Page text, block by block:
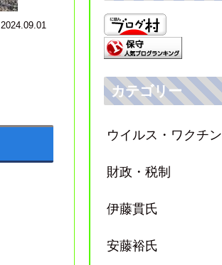
2024.09.01
カテゴリー
ウイルス・ワクチン
財政・税制
伊藤貫氏
安藤裕氏